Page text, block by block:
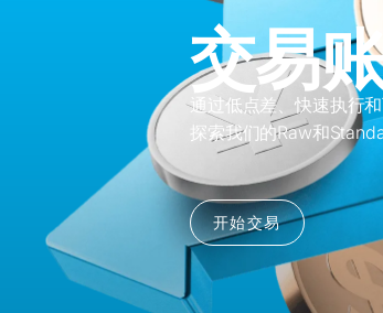
交易
通过低点差、快速执行
探索我们的Raw和
开始交易